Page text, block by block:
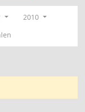
2010